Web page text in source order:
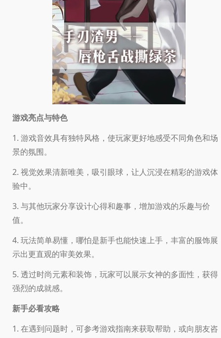
游戏亮点与特色
1. 游戏音效具有独特风格，使玩家更好地感受不同角色和场
景的氛围。
2. 视觉效果清新唯美，吸引眼球，让人沉浸在精彩的游戏体
验中。
3. 与其他玩家分享设计心得和趣事，增加游戏的乐趣与价
值。
4. 玩法简单易懂，哪怕是新手也能快速上手，丰富的服饰展
示出更直观的审美效果。
5. 透过时尚元素和装饰，玩家可以展示女神的多面性，获得
强烈的成就感。
新手必看攻略
1. 在遇到问题时，可参考游戏指南来获取帮助，或向朋友咨